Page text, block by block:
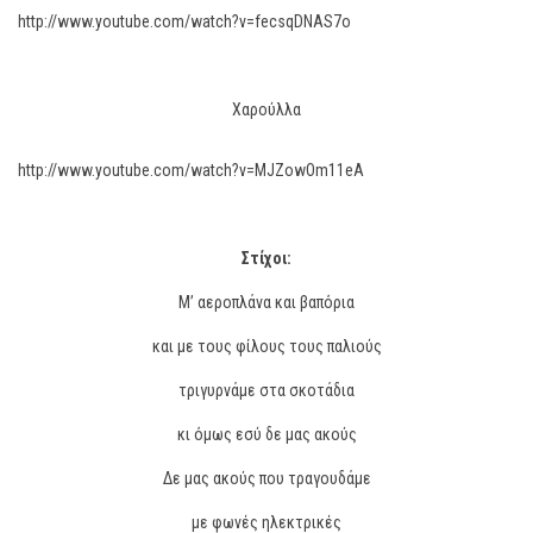
http://www.youtube.com/watch?v=fecsqDNAS7o
Χαρούλλα
http://www.youtube.com/watch?v=MJZowOm11eA
Στίχοι:
Μ’ αεροπλάνα και βαπόρια
και με τους φίλους τους παλιούς
τριγυρνάμε στα σκοτάδια
κι όμως εσύ δε μας ακούς
Δε μας ακούς που τραγουδάμε
με φωνές ηλεκτρικές